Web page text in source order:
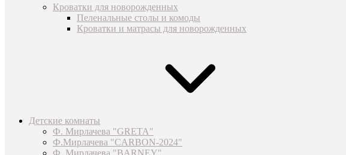
Кроватки для новорожденных
Пеленальные столы и комоды
Кроватки и матрасы для новорожденных
Детские комнаты
Ф. Мирлачева "GRETA"
Ф.Мирлачева "CARBON-2024"
Ф. Мирлачева "BARNEY"